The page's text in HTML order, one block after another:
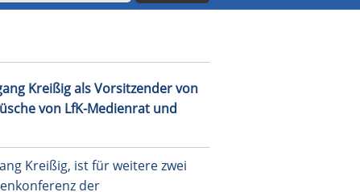
von LfK-Medienrat und
Kreißig als Vorsitzender von
von LfK-Medienrat und
Kreißig, ist für weitere zwei
der